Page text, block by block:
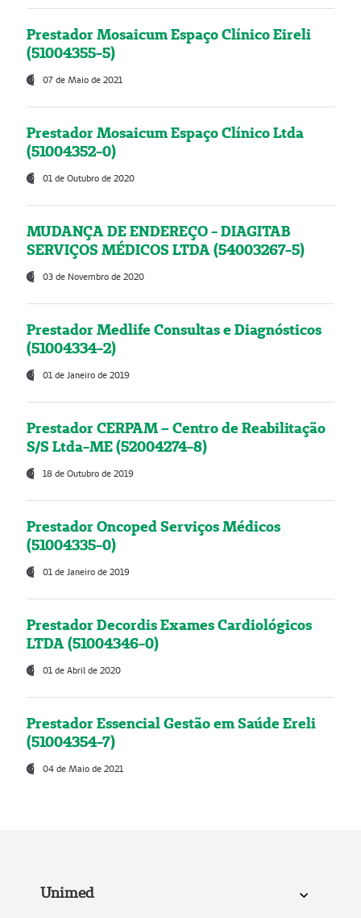
Prestador Mosaicum Espaço Clínico Eireli
(51004355-5)
07 de Maio de 2021
Prestador Mosaicum Espaço Clínico Ltda
(51004352-0)
01 de Outubro de 2020
MUDANÇA DE ENDEREÇO - DIAGITAB
SERVIÇOS MÉDICOS LTDA (54003267-5)
03 de Novembro de 2020
Prestador Medlife Consultas e Diagnósticos
(51004334-2)
01 de Janeiro de 2019
Prestador CERPAM – Centro de Reabilitação
S/S Ltda-ME (52004274-8)
18 de Outubro de 2019
Prestador Oncoped Serviços Médicos
(51004335-0)
01 de Janeiro de 2019
Prestador Decordis Exames Cardiológicos
LTDA (51004346-0)
01 de Abril de 2020
Prestador Essencial Gestão em Saúde Ereli
(51004354-7)
04 de Maio de 2021
Unimed